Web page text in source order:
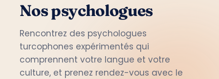
Nos psychologues
Rencontrez des psychologues
turcophones expérimentés qui
comprennent votre langue et votre
culture, et prenez rendez-vous avec le